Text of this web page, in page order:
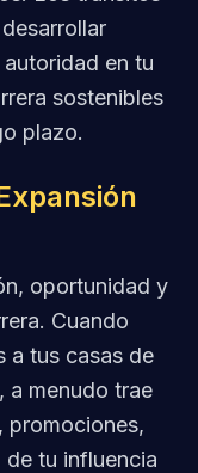
en tu
sostenibles
plazo.
oportunidad y
Cuando
a tus casas de
a menudo trae
promociones,
de tu influencia